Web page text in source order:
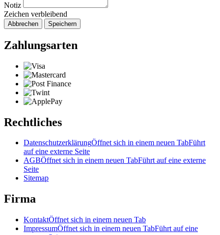
Notiz
Zeichen verbleibend
Abbrechen Speichern
Zahlungsarten
Rechtliches
DatenschutzerklärungÖffnet sich in einem neuen TabFührt
auf eine externe Seite
AGBÖffnet sich in einem neuen TabFührt auf eine externe
Seite
Sitemap
Firma
KontaktÖffnet sich in einem neuen Tab
ImpressumÖffnet sich in einem neuen TabFührt auf eine